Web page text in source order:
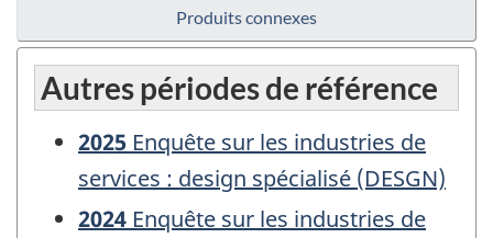
Produits connexes
Autres périodes de référence
2025 Enquête sur les industries de
services : design spécialisé (DESGN)
2024 Enquête sur les industries de